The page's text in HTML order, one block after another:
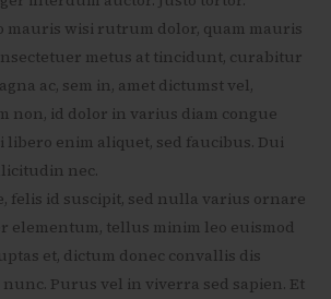
wisi rutrum dolor, quam mauris
metus at tincidunt, curabitur
ac, sem in, amet dictumst vel,
non, id dolor in varius diam congue
enim aliquet, sed faucibus. Dui
nec.
felis id suscipit, sed nulla varius ornare
elementum, tellus minim leo euismod
et, dictum donec convallis dis
Purus vel in viverra sed sapien. Et